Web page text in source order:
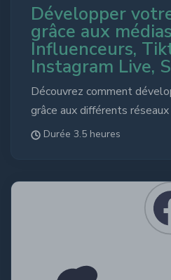
Développer
grâce aux
Influenceurs,
Instagram Live,
Découvrez comment
grâce aux différents réseaux
Durée 3.5 heures